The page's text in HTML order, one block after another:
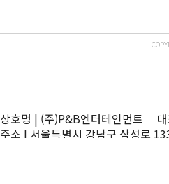
상호명 | (주)P&B엔터테인먼트
주소 | 서울특별시 강남구 삼성로